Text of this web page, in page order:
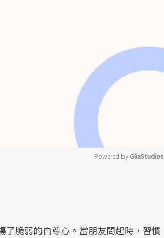
Powered by GliaStudios
脆弱的自尊心。當朋友問起時，習慣